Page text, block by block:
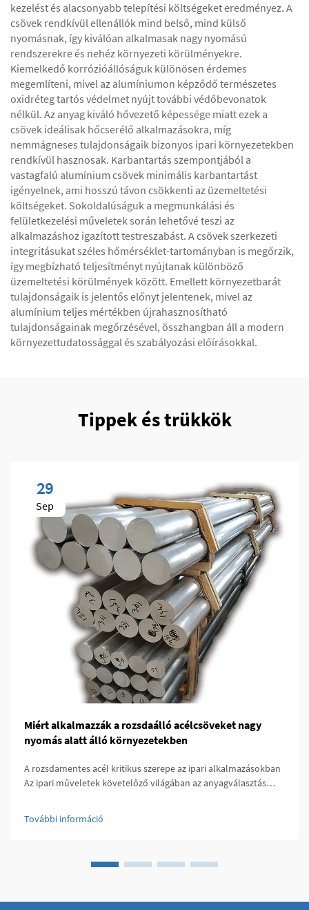
kezelést és alacsonyabb telepítési költségeket eredményez. A
csövek rendkívül ellenállók mind belső, mind külső
nyomásnak, így kiválóan alkalmasak nagy nyomású
rendszerekre és nehéz környezeti körülményekre.
Kiemelkedő korrózióállóságuk különösen érdemes
megemlíteni, mivel az alumíniumon képződő természetes
oxidréteg tartós védelmet nyújt további védőbevonatok
nélkül. Az anyag kiváló hővezető képessége miatt ezek a
csövek ideálisak hőcserélő alkalmazásokra, míg
nemmágneses tulajdonságaik bizonyos ipari környezetekben
rendkívül hasznosak. Karbantartás szempontjából a
vastagfalú alumínium csövek minimális karbantartást
igényelnek, ami hosszú távon csökkenti az üzemeltetési
költségeket. Sokoldalúságuk a megmunkálási és
felületkezelési műveletek során lehetővé teszi az
alkalmazáshoz igazított testreszabást. A csövek szerkezeti
integritásukat széles hőmérséklet-tartományban is megőrzik,
így megbízható teljesítményt nyújtanak különböző
üzemeltetési körülmények között. Emellett környezetbarát
tulajdonságaik is jelentős előnyt jelentenek, mivel az
alumínium teljes mértékben újrahasznosítható
tulajdonságainak megőrzésével, összhangban áll a modern
környezettudatossággal és szabályozási előírásokkal.
Tippek és trükkök
29
Sep
Miért alkalmazzák a rozsdaálló acélcsöveket nagy
nyomás alatt álló környezetekben
A rozsdamentes acél kritikus szerepe az ipari alkalmazásokban
Az ipari műveletek követelőző világában az anyagválasztás
különbséget. A rozsdamentes acélcsövek ma már a kritikus
fontosságú ipari alkatrészek elengedhetetlen elemei, amelyek
ezek az acélcsövek széles körben használatosak a vegyiparban,
acéltípus és gyártási folyamat kiválasztása kulcsfontosságú a
További információ